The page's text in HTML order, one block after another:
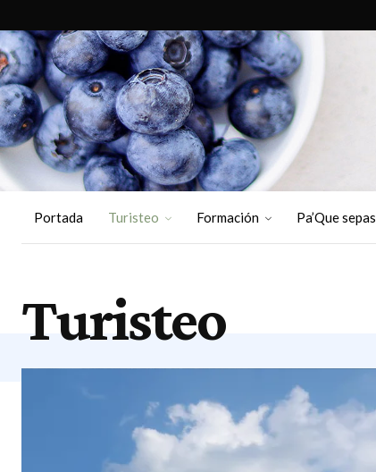
Portada Turisteo Formación Pa’Que sepas
Turisteo